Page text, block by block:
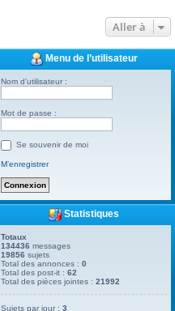
Aller à
Menu de l’utilisateur
Nom d’utilisateur :
Mot de passe :
Se souvenir de moi
M’enregistrer
Statistiques
Totaux
134436 messages
19856 sujets
Total des annonces :0
Total des post-it :62
Total des pièces jointes :21992
Sujets par jour :3